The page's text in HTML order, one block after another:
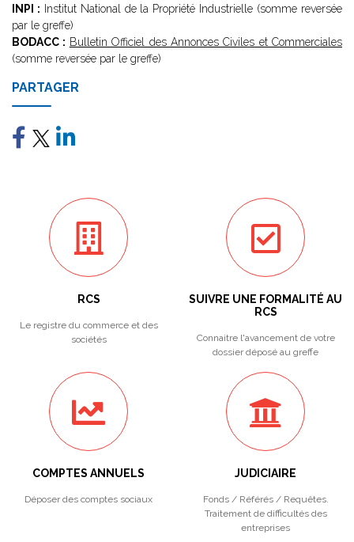
INPI : Institut National de la Propriété Industrielle (somme reversée
par le greffe)
BODACC : Bulletin Officiel des Annonces Civiles et Commerciales
(somme reversée par le greffe)
PARTAGER
RCS
Le registre du commerce et des
sociétés
SUIVRE UNE FORMALITÉ AU
RCS
Connaitre l'avancement de votre
dossier déposé au greffe
COMPTES ANNUELS
Déposer des comptes sociaux
JUDICIAIRE
Fonds / Référés / Requêtes.
Traitement de difficultés des
entreprises